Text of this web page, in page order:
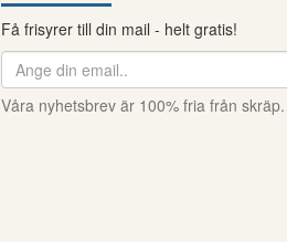
Få frisyrer till din mail - helt gratis!
Våra nyhetsbrev är 100% fria från skräp.